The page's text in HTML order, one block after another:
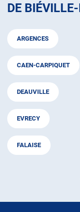
DE
ARGENCES
CAEN-CARPIQUET
DEAUVILLE
EVRECY
FALAISE